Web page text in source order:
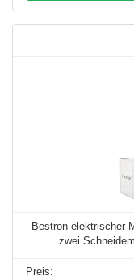
Bestron elektrischer
zwei